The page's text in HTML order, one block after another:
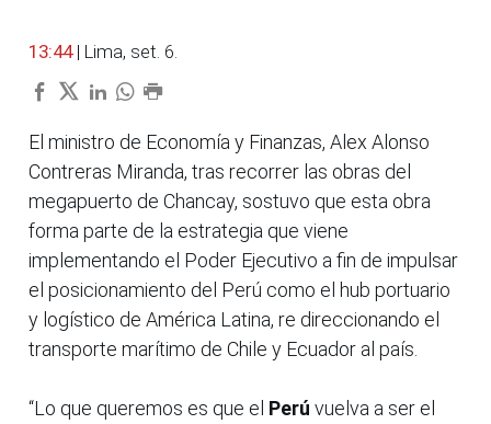
13:44 | Lima, set. 6.
El ministro de Economía y Finanzas, Alex Alonso
Contreras Miranda, tras recorrer las obras del
megapuerto de Chancay, sostuvo que esta obra
forma parte de la estrategia que viene
implementando el Poder Ejecutivo a fin de impulsar
el posicionamiento del Perú como el hub portuario
y logístico de América Latina, re direccionando el
transporte marítimo de Chile y Ecuador al país.
“Lo que queremos es que el Perú vuelva a ser el